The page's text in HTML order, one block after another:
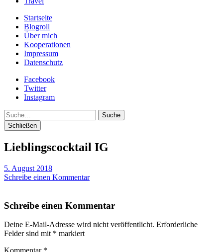
Startseite
Blogroll
Über mich
Kooperationen
Impressum
Datenschutz
Facebook
Twitter
Instagram
Suche
Schließen
Lieblingscocktail IG
5. August 2018
Schreibe einen Kommentar
Schreibe einen Kommentar
Deine E-Mail-Adresse wird nicht veröffentlicht. Erforderliche
Felder sind mit * markiert